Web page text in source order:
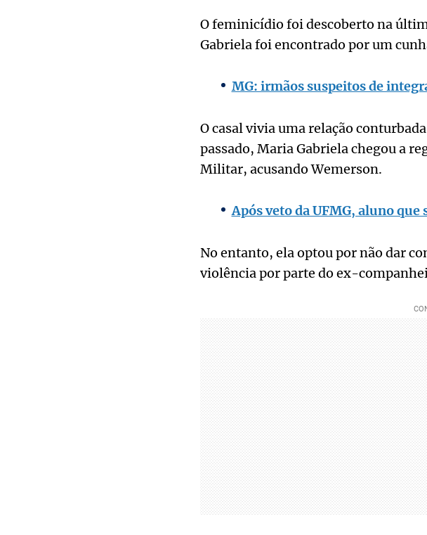
O feminicídio foi descoberto na
Gabriela foi encontrado por um
MG: irmãos suspeitos de
O casal vivia uma relação
passado, Maria Gabriela chegou a
Militar, acusando Wemerson.
Após veto da UFMG, aluno
No entanto, ela optou por não dar
violência por parte do ex-